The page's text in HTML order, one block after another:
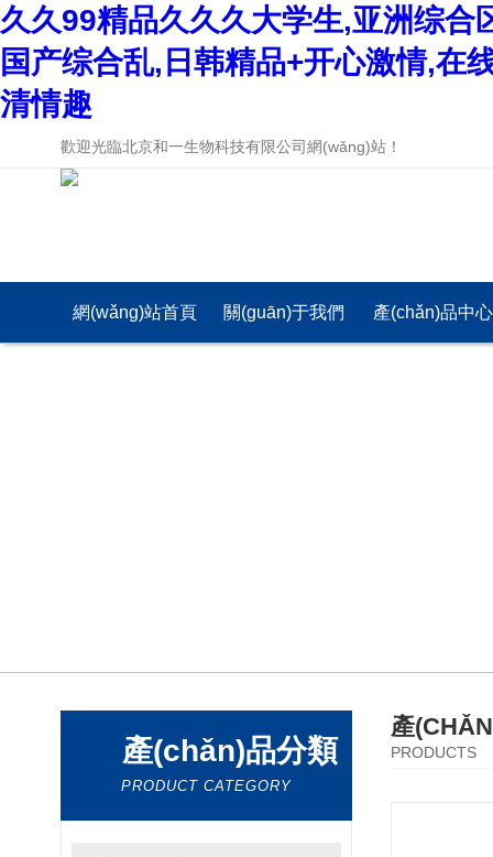
久久99精品久久久大学生,亚洲综
国产综合乱,日韩精品+开心激情,在
清情趣
歡迎光臨北京和一生物科技有限公司網(wǎng)站！
網(wǎng)站首頁 關(guān)于我們 產(chǎn)品中心
產(chǎn)品分類
PRODUCT CATEGORY
產
PRODUCTS